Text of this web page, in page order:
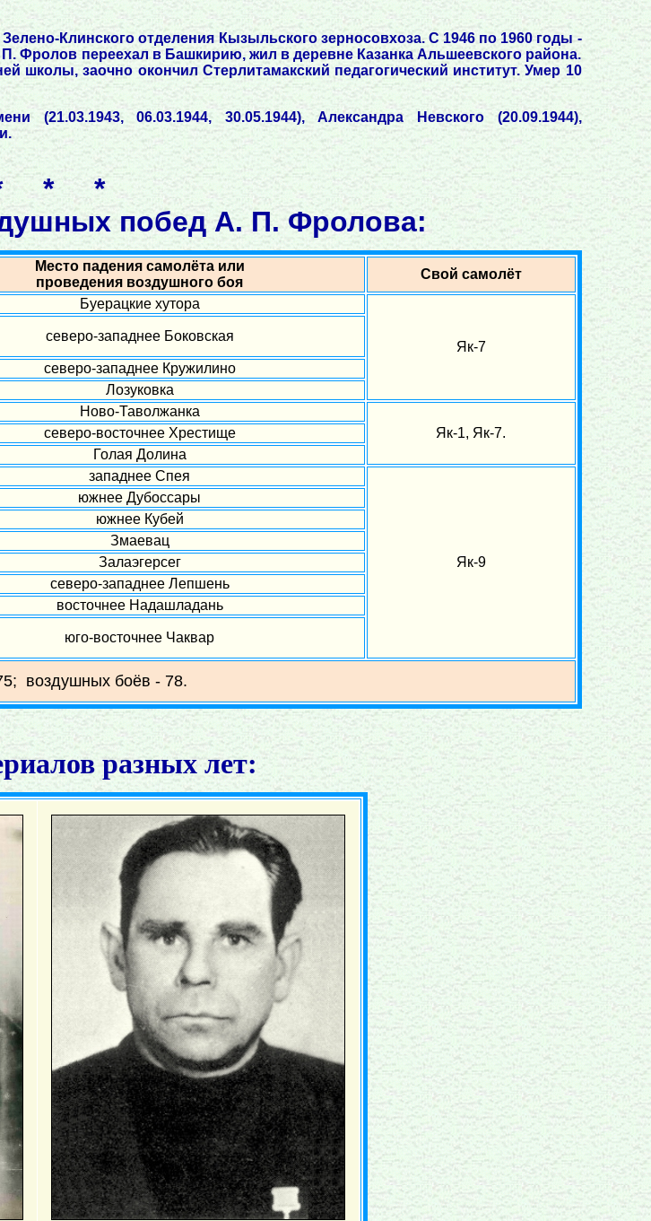
Клинского отделения Кызыльского зерносовхоза. С 1946 по 1960 годы -
Фролов переехал в Башкирию, жил в деревне Казанка Альшеевского района.
школы, заочно окончил Стерлитамакский педагогический институт. Умер 10
(21.03.1943, 06.03.1944, 30.05.1944), Александра Невского (20.09.1944),
* *
побед А. П. Фролова:
Место падения самолёта или
проведения воздушного боя
Свой самолёт
Буерацкие хутора
Як-7
северо-западнее Боковская
северо-западнее Кружилино
Лозуковка
Ново-Таволжанка
Як-1, Як-7.
северо-восточнее Хрестище
Голая Долина
западнее Спея
Як-9
южнее Дубоссары
южнее Кубей
Змаевац
Залаэгерсег
северо-западнее Лепшень
восточнее Надашладань
юго-восточнее Чаквар
воздушных боёв - 78.
разных лет: